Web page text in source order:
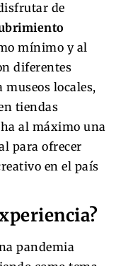
de
mínimo y al
diferentes
museos locales,
tiendas
al máximo una
para ofrecer
en el país
pandemia